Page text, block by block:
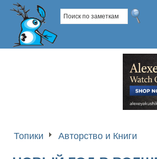
Топики Авторство и Книги